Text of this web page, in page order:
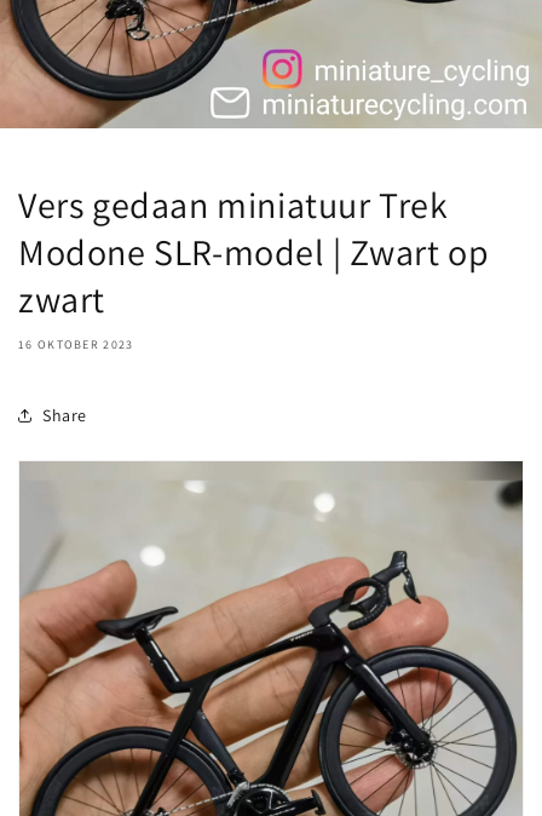
Vers gedaan miniatuur Trek
Modone SLR-model | Zwart op
zwart
16 OKTOBER 2023
Share